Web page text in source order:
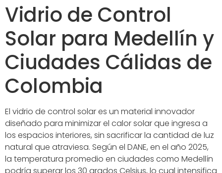
Vidrio de Control
Solar para Medellín y
Ciudades Cálidas de
Colombia
El vidrio de control solar es un material innovador
diseñado para minimizar el calor solar que ingresa a
los espacios interiores, sin sacrificar la cantidad de luz
natural que atraviesa. Según el DANE, en el año 2025,
la temperatura promedio en ciudades como Medellín
podría superar los 30 grados Celsius, lo cual intensifica